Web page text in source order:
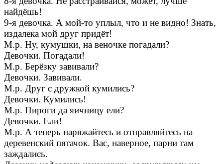
найдёшь!
9-я девочка. А мой-то уплыл, что и не видно! Знать,
издалека мой друг придёт!
М.р. Ну, кумушки, на веночке погадали?
Девочки. Погадали!
М.р. Берёзку завивали?
Девочки. Завивали.
М.р. Друг с дружкой кумились?
Девочки. Кумились!
М.р. Пироги да яичницу ели?
Девочки. Ели!
М.р. А теперь наряжайтесь и отправляйтесь на
деревенский пятачок. Вас, наверное, парни там
заждались.